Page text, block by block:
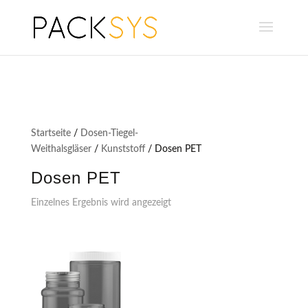
Startseite/ Dosen-Tiegel-
Weithalsgläser/ Kunststoff/ Dosen PET
Dosen PET
Einzelnes Ergebnis wird angezeigt